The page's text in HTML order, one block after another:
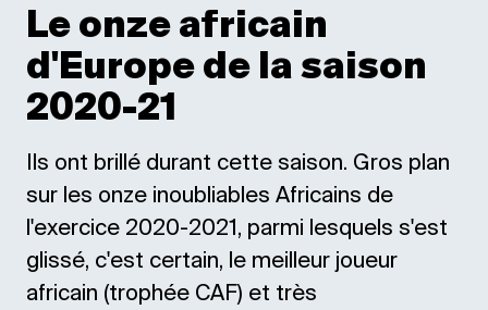
Le onze africain
d'Europe de la saison
2020-21
Ils ont brillé durant cette saison. Gros plan
sur les onze inoubliables Africains de
l'exercice 2020-2021, parmi lesquels s'est
glissé, c'est certain, le meilleur joueur
africain (trophée CAF) et très